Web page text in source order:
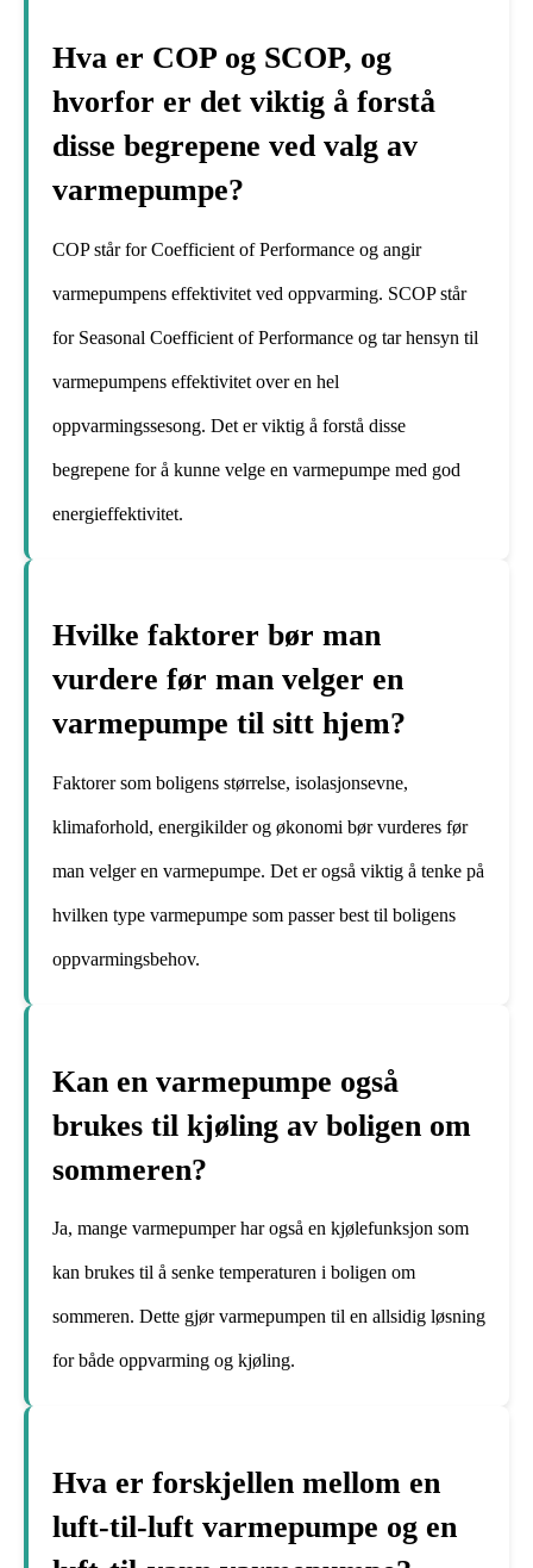
Hva er COP og SCOP, og
hvorfor er det viktig å forstå
disse begrepene ved valg av
varmepumpe?
COP står for Coefficient of Performance og angir
varmepumpens effektivitet ved oppvarming. SCOP står
for Seasonal Coefficient of Performance og tar hensyn til
varmepumpens effektivitet over en hel
oppvarmingssesong. Det er viktig å forstå disse
begrepene for å kunne velge en varmepumpe med god
energieffektivitet.
Hvilke faktorer bør man
vurdere før man velger en
varmepumpe til sitt hjem?
Faktorer som boligens størrelse, isolasjonsevne,
klimaforhold, energikilder og økonomi bør vurderes før
man velger en varmepumpe. Det er også viktig å tenke på
hvilken type varmepumpe som passer best til boligens
oppvarmingsbehov.
Kan en varmepumpe også
brukes til kjøling av boligen om
sommeren?
Ja, mange varmepumper har også en kjølefunksjon som
kan brukes til å senke temperaturen i boligen om
sommeren. Dette gjør varmepumpen til en allsidig løsning
for både oppvarming og kjøling.
Hva er forskjellen mellom en
luft-til-luft varmepumpe og en